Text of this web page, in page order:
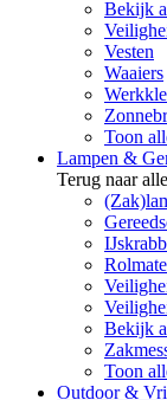
Bekijk
Vesten
Waaiers
Toon
Lampen &
Terug naar
Bekijk
Toon
Outdoor &